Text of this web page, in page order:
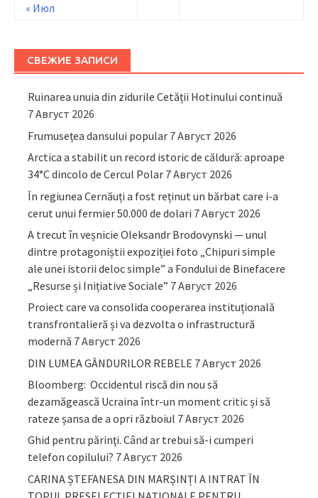
« Июл
СВЕЖИЕ ЗАПИСИ
Ruinarea unuia din zidurile Cetății Hotinului continuă
7 Август 2026
Frumusețea dansului popular 7 Август 2026
Arctica a stabilit un record istoric de căldură: aproape
34°C dincolo de Cercul Polar 7 Август 2026
În regiunea Cernăuți a fost reținut un bărbat care i-a
cerut unui fermier 50.000 de dolari 7 Август 2026
A trecut în veșnicie Oleksandr Brodovynski — unul
dintre protagoniștii expoziției foto „Chipuri simple
ale unei istorii deloc simple” a Fondului de Binefacere
„Resurse și Inițiative Sociale” 7 Август 2026
Proiect care va consolida cooperarea instituțională
transfrontalieră și va dezvolta o infrastructură
modernă 7 Август 2026
DIN LUMEA GÂNDURILOR REBELE 7 Август 2026
Bloomberg: Occidentul riscă din nou să
dezamăgească Ucraina într-un moment critic și să
rateze șansa de a opri războiul 7 Август 2026
Ghid pentru părinţi. Când ar trebui să-i cumperi
telefon copilului? 7 Август 2026
CARINA ȘTEFANESA DIN MARȘINȚI A INTRAT ÎN